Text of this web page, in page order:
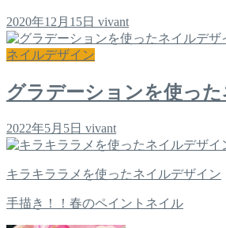
2020年12月15日 vivant
ネイルデザイン
グラデーションを使っ
2022年5月5日 vivant
キラキララメを使ったネイルデザイン
手描き！！春のペイントネイル